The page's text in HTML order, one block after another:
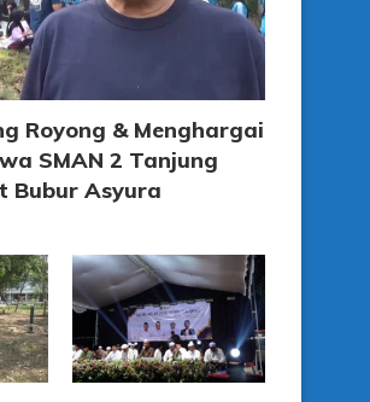
Royong & Menghargai
SMAN 2 Tanjung
Bubur Asyura